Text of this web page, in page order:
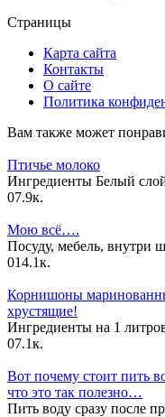
Страницы
Карта сайта
Контакты
О сайте
Политика
Вам также может
Птичье молоко
Ингредиенты Белый
07.9к.
Мою всё….
Посуду, мебель, внутри
014.1к.
Корнишоны
хрустящие!
Ингредиенты на 1
07.1к.
Вот почему стоит пить
что это так полезно…
Пить воду сразу после